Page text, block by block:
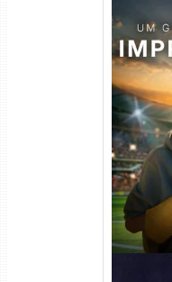
Um
Torrent